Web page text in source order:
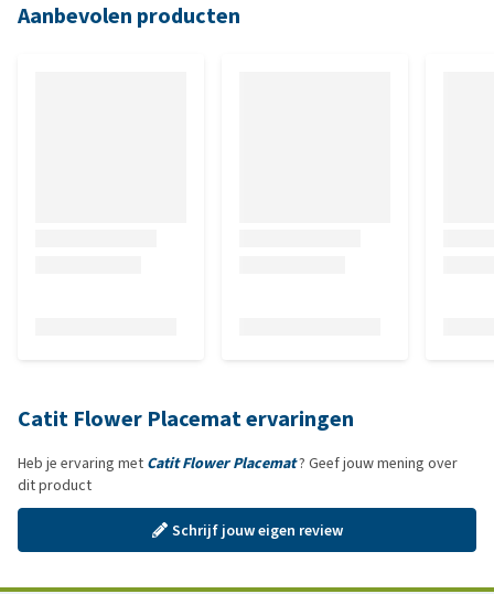
Aanbevolen producten
Catit Flower Placemat ervaringen
Heb je ervaring met Catit Flower Placemat? Geef jouw mening over
dit product
Schrijf jouw eigen review